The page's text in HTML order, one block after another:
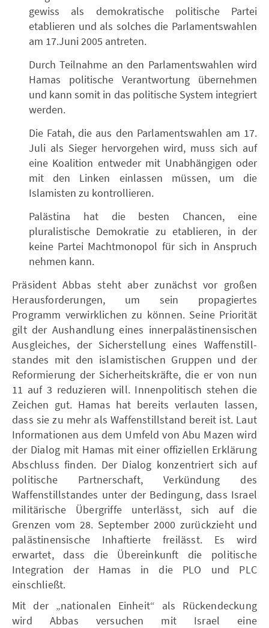
gewiss als demokratische politische Partei
etablieren und als solches die Parlamentswahlen
am 17.Juni 2005 antreten.
Durch Teilnahme an den Parlamentswahlen wird
Hamas politische Verantwortung übernehmen
und kann somit in das politische System integriert
werden.
Die Fatah, die aus den Parlamentswahlen am 17.
Juli als Sieger hervorgehen wird, muss sich auf
eine Koalition entweder mit Unabhängigen oder
mit den Linken einlassen müssen, um die
Islamisten zu kontrollieren.
Palästina hat die besten Chancen, eine
pluralistische Demokratie zu etablieren, in der
keine Partei Machtmonopol für sich in Anspruch
nehmen kann.
Präsident Abbas steht aber zunächst vor großen
Herausforderungen, um sein propagiertes
Programm verwirklichen zu können. Seine Priorität
gilt der Aushandlung eines innerpalästinensischen
Ausgleiches, der Sicherstellung eines Waffenstill-
standes mit den islamistischen Gruppen und der
Reformierung der Sicherheitskräfte, die er von nun
11 auf 3 reduzieren will. Innenpolitisch stehen die
Zeichen gut. Hamas hat bereits verlauten lassen,
dass sie zu mehr als Waffenstillstand bereit ist. Laut
Informationen aus dem Umfeld von Abu Mazen wird
der Dialog mit Hamas mit einer offiziellen Erklärung
Abschluss finden. Der Dialog konzentriert sich auf
politische Partnerschaft, Verkündung des
Waffenstillstandes unter der Bedingung, dass Israel
militärische Übergriffe unterlässt, sich auf die
Grenzen vom 28. September 2000 zurückzieht und
palästinensische Inhaftierte freilässt. Es wird
erwartet, dass die Übereinkunft die politische
Integration der Hamas in die PLO und PLC
einschließt.
Mit der „nationalen Einheit“ als Rückendeckung
wird Abbas versuchen mit Israel eine